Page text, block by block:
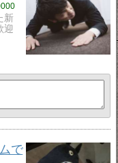
新
迎
で